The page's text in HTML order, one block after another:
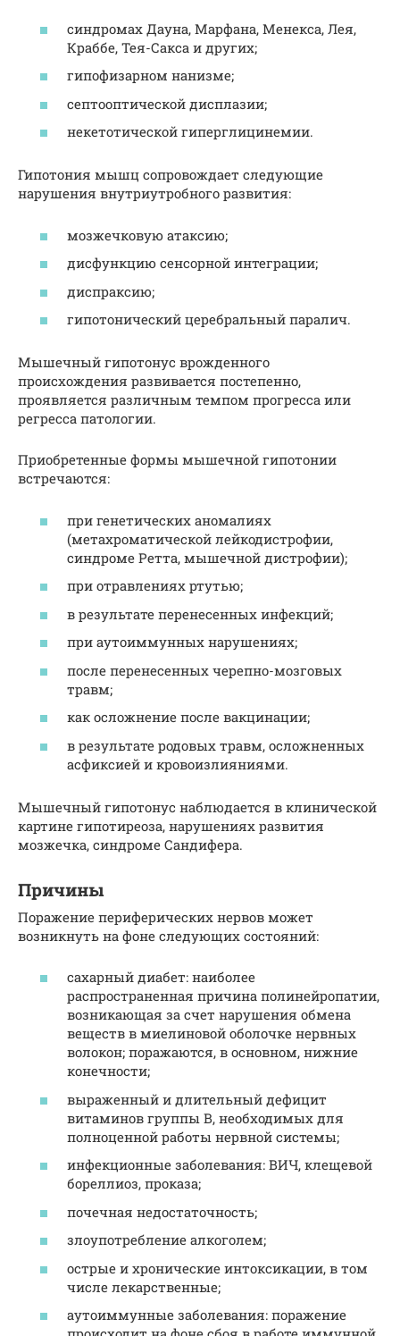
синдромах Дауна, Марфана, Менекса, Лея,
Краббе, Тея-Сакса и других;
гипофизарном нанизме;
септооптической дисплазии;
некетотической гиперглицинемии.
Гипотония мышц сопровождает следующие
нарушения внутриутробного развития:
мозжечковую атаксию;
дисфункцию сенсорной интеграции;
диспраксию;
гипотонический церебральный паралич.
Мышечный гипотонус врожденного
происхождения развивается постепенно,
проявляется различным темпом прогресса или
регресса патологии.
Приобретенные формы мышечной гипотонии
встречаются:
при генетических аномалиях
(метахроматической лейкодистрофии,
синдроме Ретта, мышечной дистрофии);
при отравлениях ртутью;
в результате перенесенных инфекций;
при аутоиммунных нарушениях;
после перенесенных черепно-мозговых
травм;
как осложнение после вакцинации;
в результате родовых травм, осложненных
асфиксией и кровоизлияниями.
Мышечный гипотонус наблюдается в клинической
картине гипотиреоза, нарушениях развития
мозжечка, синдроме Сандифера.
Причины
Поражение периферических нервов может
возникнуть на фоне следующих состояний:
сахарный диабет: наиболее
распространенная причина полинейропатии,
возникающая за счет нарушения обмена
веществ в миелиновой оболочке нервных
волокон; поражаются, в основном, нижние
конечности;
выраженный и длительный дефицит
витаминов группы В, необходимых для
полноценной работы нервной системы;
инфекционные заболевания: ВИЧ, клещевой
бореллиоз, проказа;
почечная недостаточность;
злоупотребление алкоголем;
острые и хронические интоксикации, в том
числе лекарственные;
аутоиммунные заболевания: поражение